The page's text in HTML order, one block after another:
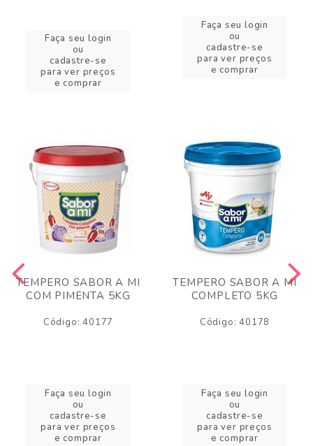
Faça seu login
ou
cadastre-se
para ver preços
e comprar
Faça seu login
ou
cadastre-se
para ver preços
e comprar
TEMPERO SABOR A MI
COM PIMENTA 5KG
Código: 40177
Faça seu login
ou
cadastre-se
para ver preços
e comprar
TEMPERO SABOR A MI
COMPLETO 5KG
Código: 40178
Faça seu login
ou
cadastre-se
para ver preços
e comprar